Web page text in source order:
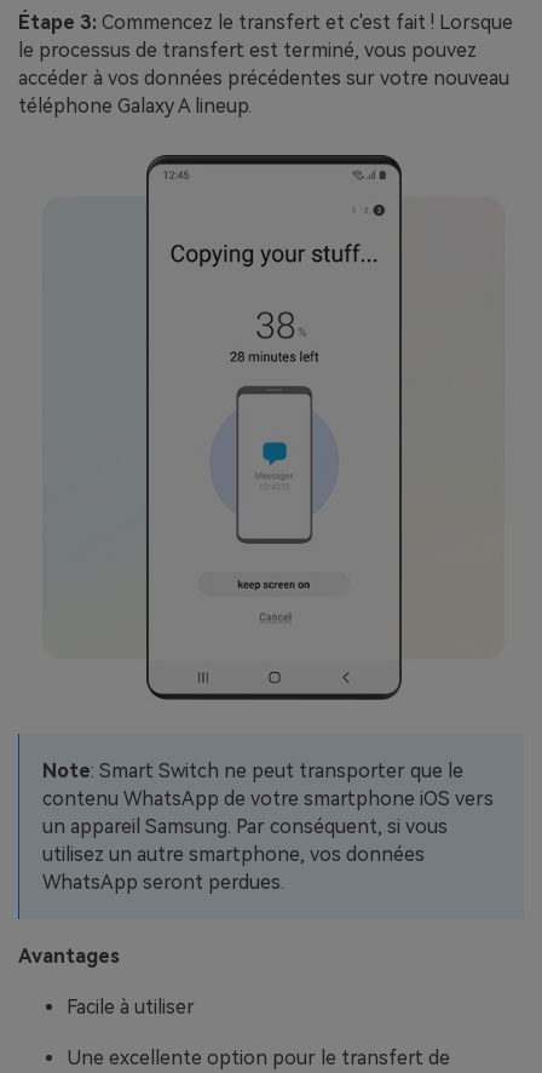
Étape 3: Commencez le transfert et c'est fait ! Lorsque
le processus de transfert est terminé, vous pouvez
accéder à vos données précédentes sur votre nouveau
téléphone Galaxy A lineup.
Note: Smart Switch ne peut transporter que le
contenu WhatsApp de votre smartphone iOS vers
un appareil Samsung. Par conséquent, si vous
utilisez un autre smartphone, vos données
WhatsApp seront perdues.
Avantages
Facile à utiliser
Une excellente option pour le transfert de